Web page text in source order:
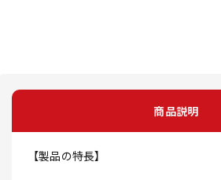
商品説明
【製品の特長】